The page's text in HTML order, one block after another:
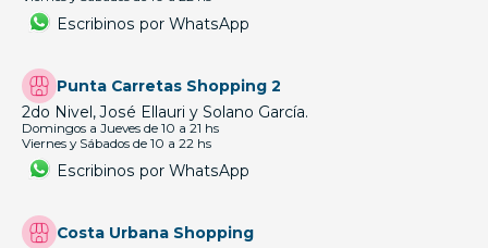
Escribinos por WhatsApp
Punta Carretas Shopping 2
2do Nivel, José Ellauri y Solano García.
Domingos a Jueves de 10 a 21 hs
Viernes y Sábados de 10 a 22 hs
Escribinos por WhatsApp
Costa Urbana Shopping